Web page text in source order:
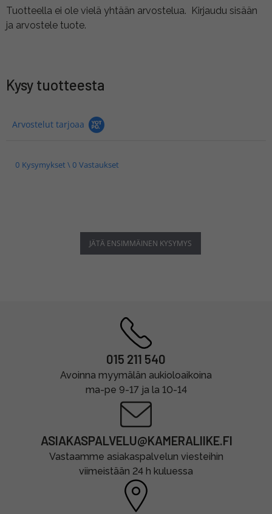
Tuotteella ei ole vielä yhtään arvostelua. Kirjaudu sisään
ja arvostele tuote.
Kysy tuotteesta
Arvostelut tarjoaa
0 Kysymykset \ 0 Vastaukset
JÄTÄ ENSIMMÄINEN KYSYMYS
015 211 540
Avoinna myymälän aukioloaikoina
ma-pe 9-17 ja la 10-14
ASIAKASPALVELU@KAMERALIIKE.FI
Vastaamme asiakaspalvelun viesteihin
viimeistään 24 h kuluessa